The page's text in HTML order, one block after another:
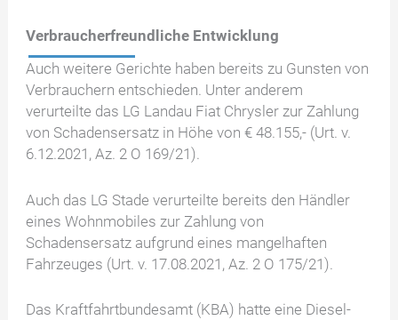
Verbraucherfreundliche Entwicklung
Auch weitere Gerichte haben bereits zu Gunsten von
Verbrauchern entschieden. Unter anderem
verurteilte das LG Landau Fiat Chrysler zur Zahlung
von Schadensersatz in Höhe von € 48.155,- (Urt. v.
6.12.2021, Az. 2 O 169/21).
Auch das LG Stade verurteilte bereits den Händler
eines Wohnmobiles zur Zahlung von
Schadensersatz aufgrund eines mangelhaften
Fahrzeuges (Urt. v. 17.08.2021, Az. 2 O 175/21).
Das Kraftfahrtbundesamt (KBA) hatte eine Diesel-